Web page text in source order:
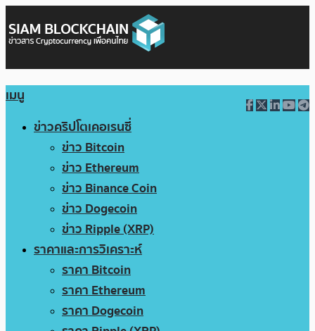
เมนู
ข่าวคริปโตเคอเรนซี่
ข่าว Bitcoin
ข่าว Ethereum
ข่าว Binance Coin
ข่าว Dogecoin
ข่าว Ripple (XRP)
ราคาและการวิเคราะห์
ราคา Bitcoin
ราคา Ethereum
ราคา Dogecoin